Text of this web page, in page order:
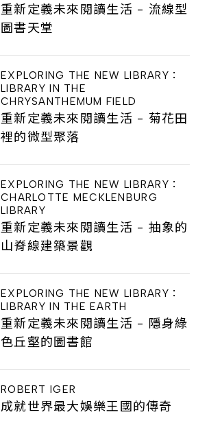
重新定義未來閱讀生活 - 流線型
圖書天堂
EXPLORING THE NEW LIBRARY：
LIBRARY IN THE
CHRYSANTHEMUM FIELD
重新定義未來閱讀生活 - 菊花田
裡的微型聚落
EXPLORING THE NEW LIBRARY：
CHARLOTTE MECKLENBURG
LIBRARY
重新定義未來閱讀生活 - 抽象的
山脊線建築景觀
EXPLORING THE NEW LIBRARY：
LIBRARY IN THE EARTH
重新定義未來閱讀生活 - 隱身綠
色丘壑的圖書館
ROBERT IGER
成就世界最大娛樂王國的傳奇